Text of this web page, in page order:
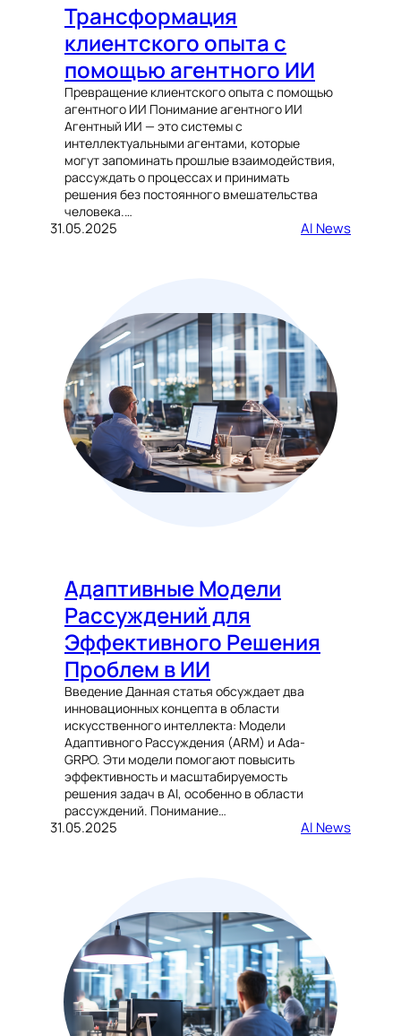
Трансформация
клиентского опыта с
помощью агентного ИИ
Превращение клиентского опыта с помощью
агентного ИИ Понимание агентного ИИ
Агентный ИИ — это системы с
интеллектуальными агентами, которые
могут запоминать прошлые взаимодействия,
рассуждать о процессах и принимать
решения без постоянного вмешательства
человека.…
31.05.2025 AI News
Адаптивные Модели
Рассуждений для
Эффективного Решения
Проблем в ИИ
Введение Данная статья обсуждает два
инновационных концепта в области
искусственного интеллекта: Модели
Адаптивного Рассуждения (ARM) и Ada-
GRPO. Эти модели помогают повысить
эффективность и масштабируемость
решения задач в AI, особенно в области
рассуждений. Понимание…
31.05.2025 AI News